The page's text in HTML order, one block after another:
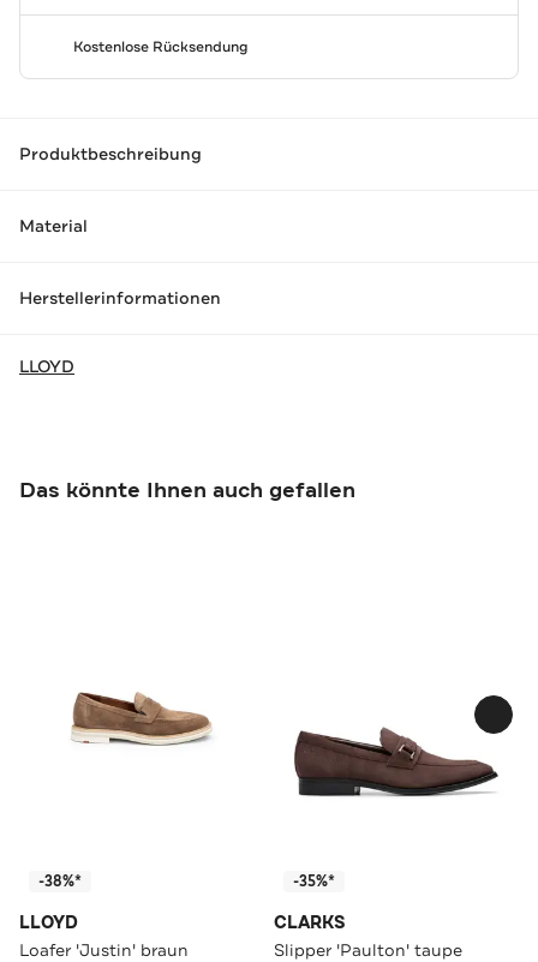
Kostenlose Rücksendung
Produktbeschreibung
Material
Herstellerinformationen
LLOYD
Das könnte Ihnen auch gefallen
-38%*
LLOYD
Loafer 'Justin' braun
-35%*
CLARKS
Slipper 'Paulton' taupe